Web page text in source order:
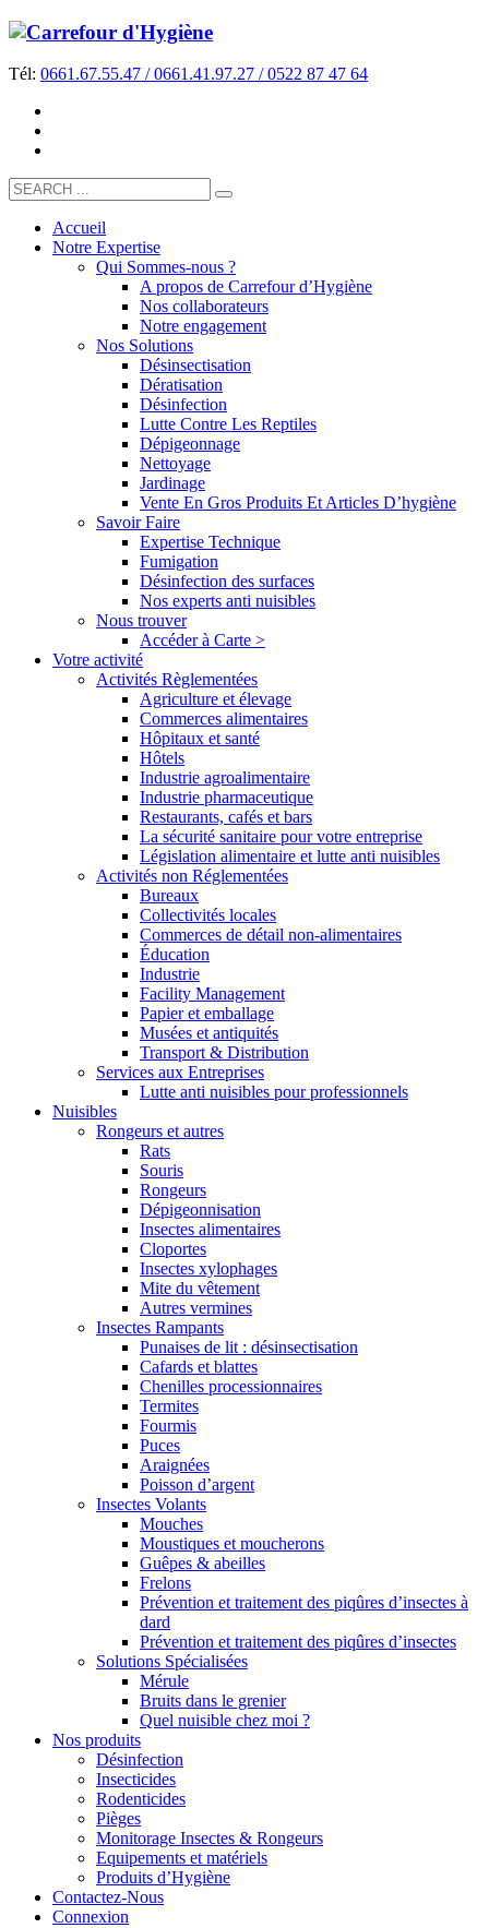
Tél: 0661.67.55.47 / 0661.41.97.27 / 0522 87 47 64
Accueil
Notre Expertise
Qui Sommes-nous ?
A propos de Carrefour d’Hygiène
Nos collaborateurs
Notre engagement
Nos Solutions
Désinsectisation
Dératisation
Désinfection
Lutte Contre Les Reptiles
Dépigeonnage
Nettoyage
Jardinage
Vente En Gros Produits Et Articles D’hygiène
Savoir Faire
Expertise Technique
Fumigation
Désinfection des surfaces
Nos experts anti nuisibles
Nous trouver
Accéder à Carte >
Votre activité
Activités Règlementées
Agriculture et élevage
Commerces alimentaires
Hôpitaux et santé
Hôtels
Industrie agroalimentaire
Industrie pharmaceutique
Restaurants, cafés et bars
La sécurité sanitaire pour votre entreprise
Législation alimentaire et lutte anti nuisibles
Activités non Réglementées
Bureaux
Collectivités locales
Commerces de détail non-alimentaires
Éducation
Industrie
Facility Management
Papier et emballage
Musées et antiquités
Transport & Distribution
Services aux Entreprises
Lutte anti nuisibles pour professionnels
Nuisibles
Rongeurs et autres
Rats
Souris
Rongeurs
Dépigeonnisation
Insectes alimentaires
Cloportes
Insectes xylophages
Mite du vêtement
Autres vermines
Insectes Rampants
Punaises de lit : désinsectisation
Cafards et blattes
Chenilles processionnaires
Termites
Fourmis
Puces
Araignées
Poisson d’argent
Insectes Volants
Mouches
Moustiques et moucherons
Guêpes & abeilles
Frelons
Prévention et traitement des piqûres d’insectes à
dard
Prévention et traitement des piqûres d’insectes
Solutions Spécialisées
Mérule
Bruits dans le grenier
Quel nuisible chez moi ?
Nos produits
Désinfection
Insecticides
Rodenticides
Pièges
Monitorage Insectes & Rongeurs
Equipements et matériels
Produits d’Hygiène
Contactez-Nous
Connexion